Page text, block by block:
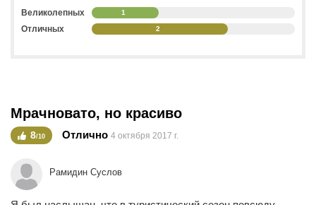
ними работали Семен Волков, Джакомо Кваренги, Жан-
Франсуа Тома де Томон, Чарлз Камерон и Николай Львов.
Церковь является действующей, поэтому после обеда в
ней бывает много народу. Если вы не собираетесь
посещать богослужение, то лучше приходите с утра. Вы
сможете насладиться великолепием собора и увидеть
могилы знаменитых русских полководцев. Внутри храма
Великолепных 1
Отличных 2
Мрачновато, но красиво
8/10 Отлично 4 октября 2017 г.
Рамидин Суслов